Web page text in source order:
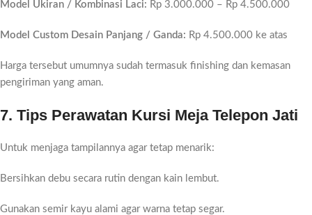
Model Ukiran / Kombinasi Laci: Rp 3.000.000 – Rp 4.500.000
Model Custom Desain Panjang / Ganda: Rp 4.500.000 ke atas
Harga tersebut umumnya sudah termasuk finishing dan kemasan
pengiriman yang aman.
7. Tips Perawatan Kursi Meja Telepon Jati
Untuk menjaga tampilannya agar tetap menarik:
Bersihkan debu secara rutin dengan kain lembut.
Gunakan semir kayu alami agar warna tetap segar.